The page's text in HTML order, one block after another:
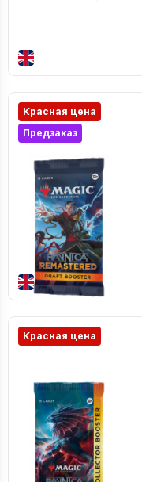
Красная цена
Предзаказ
Красная цена